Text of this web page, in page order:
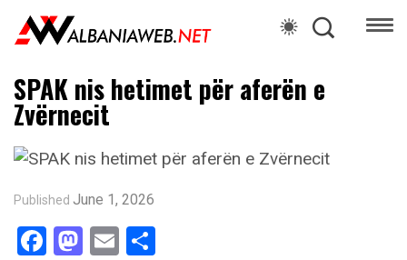
SPAK nis hetimet për aferën e
Zvërnecit
Published June 1, 2026
Facebook
Mastodon
Email